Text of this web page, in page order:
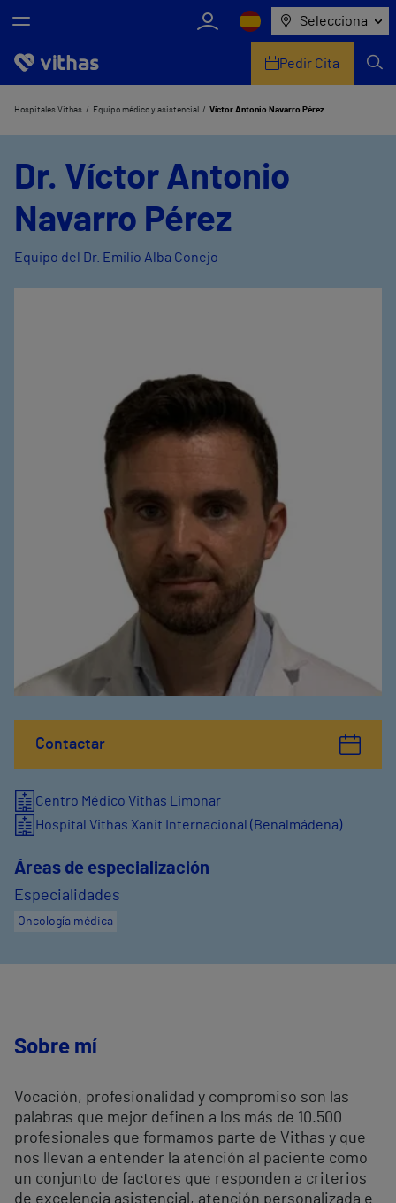
Selecciona
Nosotros
Pedir Cita
Hospitales Vithas Equipo médico y asistencial Víctor Antonio Navarro Pérez
Contactar
Dr. Víctor Antonio
Navarro Pérez
Equipo del Dr. Emilio Alba Conejo
Centro Médico Vithas Limonar
Hospital Vithas Xanit Internacional (Benalmádena)
Áreas de especialización
Especialidades
Oncología médica
Sobre mí
Vocación, profesionalidad y compromiso son las
palabras que mejor definen a los más de 10.500
profesionales que formamos parte de Vithas y que
nos llevan a entender la atención al paciente como
un conjunto de factores que responden a criterios